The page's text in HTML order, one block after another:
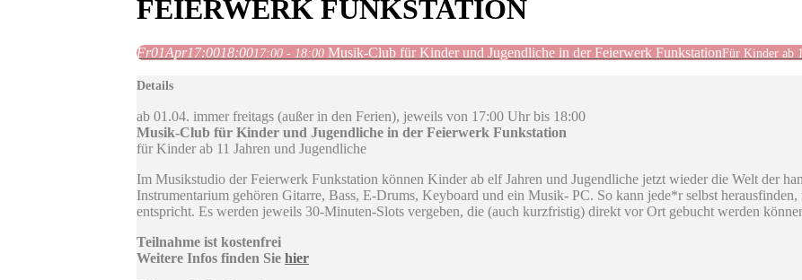
FEIERWERK FUNKSTATION
Fr01Apr17:0018:0017:00 - 18:00 Musik-Club für Kinder und Jugendliche in der Feierwerk FunkstationFür Kinder ab
Details
ab 01.04. immer freitags (außer in den Ferien), jeweils von 17:00 Uhr bis 18:00
Musik-Club für Kinder und Jugendliche in der Feierwerk Funkstation
für Kinder ab 11 Jahren und Jugendliche
Im Musikstudio der Feierwerk Funkstation können Kinder ab elf Jahren und Jugendliche jetzt wieder die Welt der
Instrumentarium gehören Gitarre, Bass, E-Drums, Keyboard und ein Musik- PC. So kann jede*r selbst
entspricht. Es werden jeweils 30-Minuten-Slots vergeben, die (auch kurzfristig) direkt vor Ort gebucht werden
Teilnahme ist kostenfrei
Weitere Infos finden Sie hier